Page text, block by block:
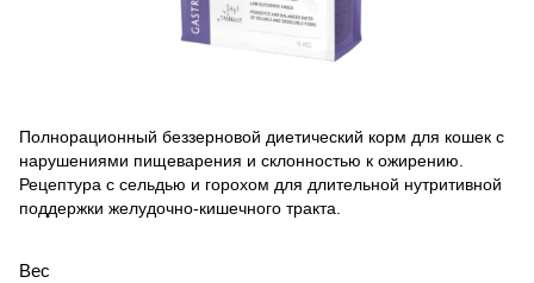
Полнорационный беззерновой диетический корм для кошек с
нарушениями пищеварения и склонностью к ожирению.
Рецептура с сельдью и горохом для длительной нутритивной
поддержки желудочно-кишечного тракта.
Вес